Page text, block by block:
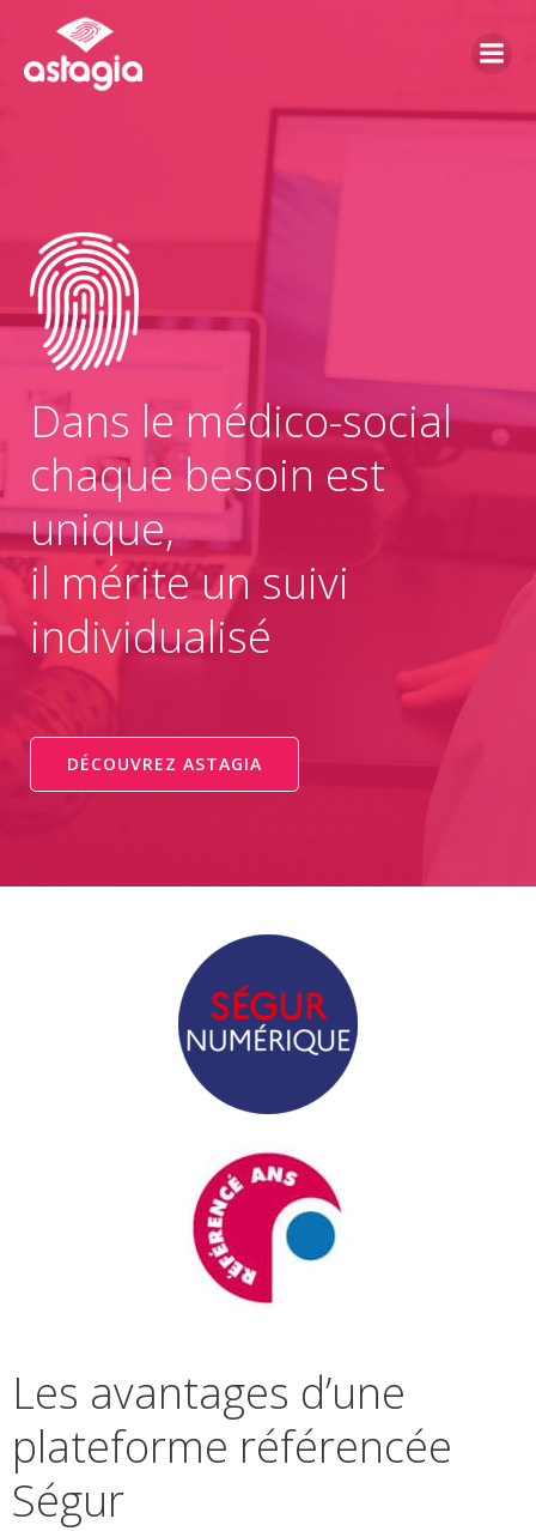
Dans le médico-social
chaque besoin est
unique,
il mérite un suivi
individualisé
DÉCOUVREZ ASTAGIA
Les avantages d’une
plateforme référencée
Ségur